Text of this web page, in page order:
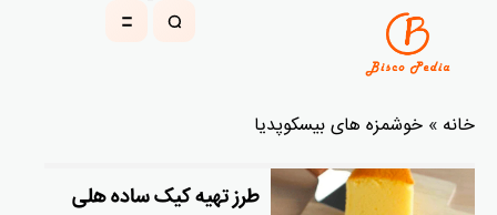
خانه » خوشمزه های بیسکوپدیا
طرز تهیه کیک ساده هلی